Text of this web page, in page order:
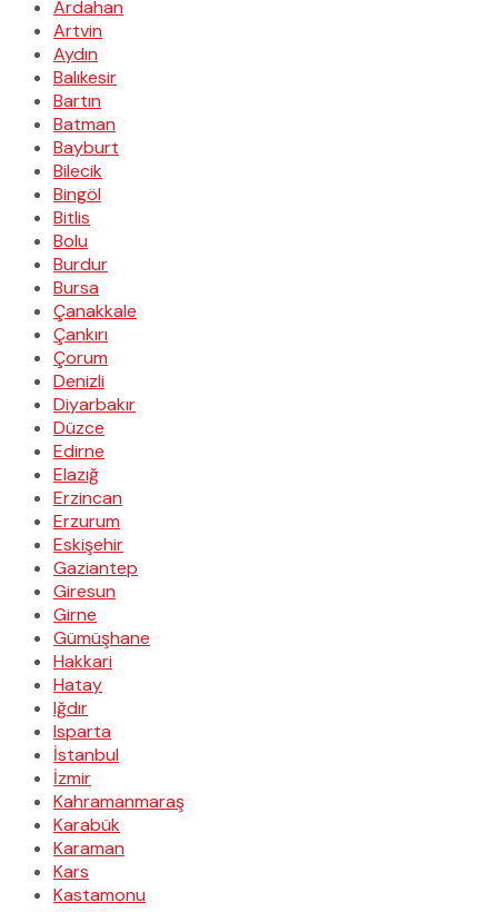
Ardahan
Artvin
Aydın
Balıkesir
Bartın
Batman
Bayburt
Bilecik
Bingöl
Bitlis
Bolu
Burdur
Bursa
Çanakkale
Çankırı
Çorum
Denizli
Diyarbakır
Düzce
Edirne
Elazığ
Erzincan
Erzurum
Eskişehir
Gaziantep
Giresun
Girne
Gümüşhane
Hakkari
Hatay
Iğdır
Isparta
İstanbul
İzmir
Kahramanmaraş
Karabük
Karaman
Kars
Kastamonu